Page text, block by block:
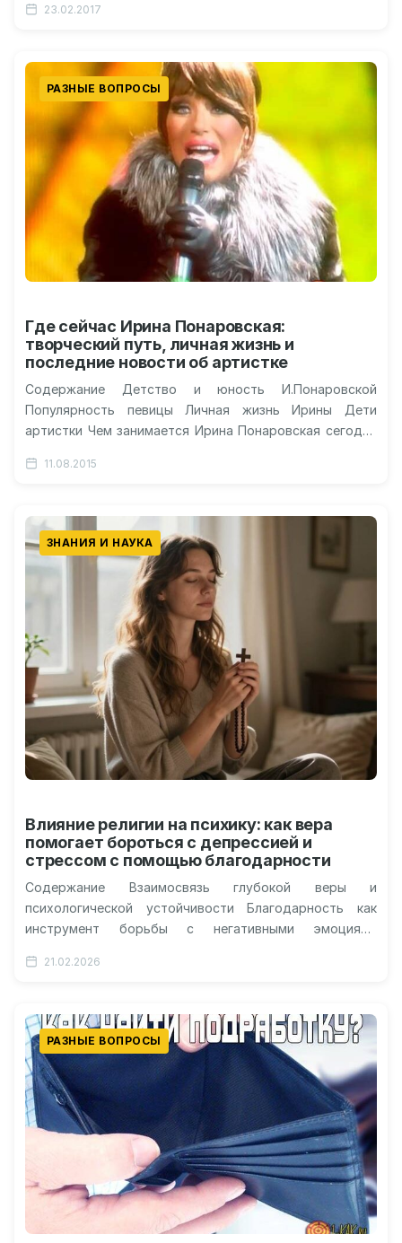
кровати Почему…
23.02.2017
РАЗНЫЕ ВОПРОСЫ
Где сейчас Ирина Понаровская:
творческий путь, личная жизнь и
последние новости об артистке
Содержание Детство и юность И.Понаровской
Популярность певицы Личная жизнь Ирины Дети
артистки Чем занимается Ирина Понаровская сегодня
11.08.2015
ЗНАНИЯ И НАУКА
Влияние религии на психику: как вера
помогает бороться с депрессией и
стрессом с помощью благодарности
Содержание Взаимосвязь глубокой веры и
психологической устойчивости Благодарность как
инструмент борьбы с негативными эмоциями
Регуляция стресса через духовные практики…
21.02.2026
РАЗНЫЕ ВОПРОСЫ